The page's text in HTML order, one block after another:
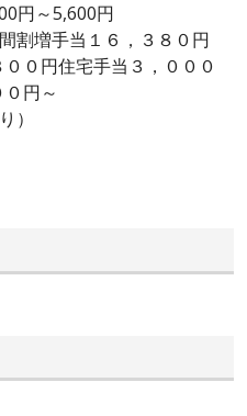
円～5,600円
割増手当１６，３８０円
０円住宅手当３，０００
円～
）